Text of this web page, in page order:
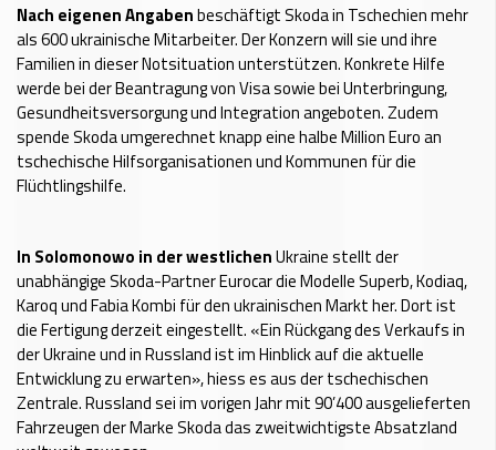
Nach eigenen Angabenbeschäftigt Skoda in Tschechien mehr
als 600 ukrainische Mitarbeiter. Der Konzern will sie und ihre
Familien in dieser Notsituation unterstützen. Konkrete Hilfe
werde bei der Beantragung von Visa sowie bei Unterbringung,
Gesundheitsversorgung und Integration angeboten. Zudem
spende Skoda umgerechnet knapp eine halbe Million Euro an
tschechische Hilfsorganisationen und Kommunen für die
Flüchtlingshilfe.
In Solomonowo in der westlichenUkraine stellt der
unabhängige Skoda-Partner Eurocar die Modelle Superb, Kodiaq,
Karoq und Fabia Kombi für den ukrainischen Markt her. Dort ist
die Fertigung derzeit eingestellt. «Ein Rückgang des Verkaufs in
der Ukraine und in Russland ist im Hinblick auf die aktuelle
Entwicklung zu erwarten», hiess es aus der tschechischen
Zentrale. Russland sei im vorigen Jahr mit 90’400 ausgelieferten
Fahrzeugen der Marke Skoda das zweitwichtigste Absatzland